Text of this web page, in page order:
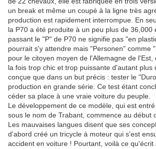
un break et même un coupé à la ligne très
production est rapidement interrompue. En
la P70 a été produite à un peu plus de 36,000
passant le "P" de P70 ne signifie pas "en
pourrait s'y attendre mais "Personen" comme
pour le citoyen moyen de l'Allemagne de l'Est,
la fois trop chic et trop puissante d'autant plus
conçue que dans un but précis : tester le
production en grande série. Ce test étant
céder sa place à une vraie voiture du peuple.
Le développement de ce modèle, qui est
sous le nom de Trabant, commence au début
Les mauvaises langues disent que ses
d'abord créé un tricycle à moteur qui s'est
accident en voiture ! Pourtant, voilà ce qu'écrit